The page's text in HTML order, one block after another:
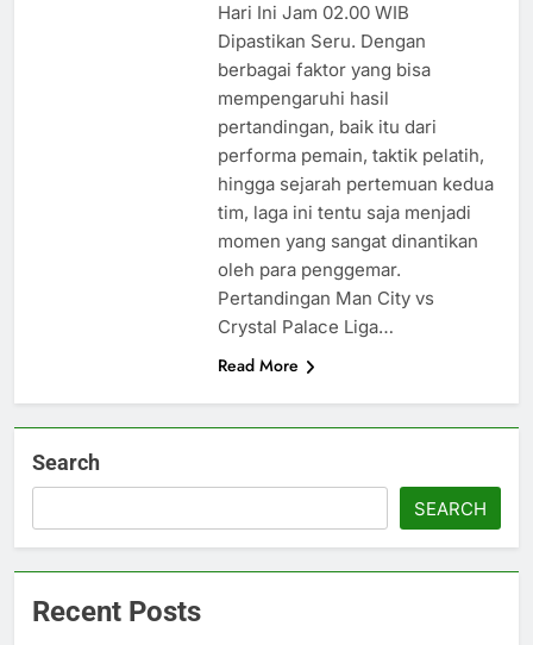
Hari Ini Jam 02.00 WIB
Dipastikan Seru. Dengan
berbagai faktor yang bisa
mempengaruhi hasil
pertandingan, baik itu dari
performa pemain, taktik pelatih,
hingga sejarah pertemuan kedua
tim, laga ini tentu saja menjadi
momen yang sangat dinantikan
oleh para penggemar.
Pertandingan Man City vs
Crystal Palace Liga…
Read More
Search
SEARCH
Recent Posts